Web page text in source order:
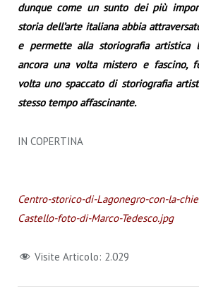
dunque come un sunto dei più
storia dell’arte italiana abbia
e permette alla storiografia artistica
ancora una volta mistero e fascino,
volta uno spaccato di storiografia
stesso tempo affascinante.
IN COPERTINA
Centro-storico-di-Lagonegro-con-la-
Castello-foto-di-Marco-Tedesco.jpg
Visite Articolo: 2.029